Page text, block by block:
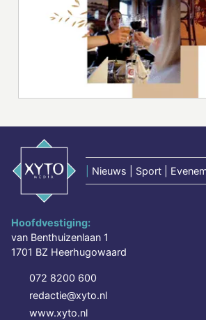
Nieuws | Sport |
Hoofdvestiging:
van Benthuizenlaan 1
1701 BZ Heerhugowaard
072 8200 600
redactie@xyto.nl
www.xyto.nl